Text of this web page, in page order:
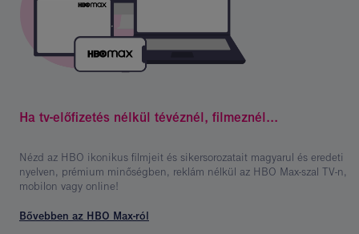
leírása:
Ha tv-előfizetés nélkül tévéznél, filmeznél...
Nézd az HBO ikonikus filmjeit és sikersorozatait magyarul és eredeti
nyelven, prémium minőségben, reklám nélkül az HBO Max-szal TV-n,
mobilon vagy online!
Bővebben az HBO Max-ról